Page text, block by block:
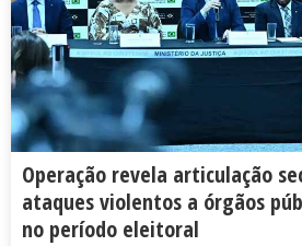
Operação revela articulação
ataques violentos a órgãos
no período eleitoral